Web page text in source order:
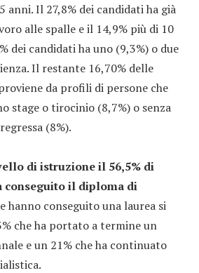
anni. Il 27,8% dei candidati ha già
alle spalle e il 14,9% più di 10
dei candidati ha uno (9,3%) o due
Il restante 16,70% delle
da profili di persone che
stage o tirocinio (8,7%) o senza
(8%).
di istruzione il 56,5% di
conseguito il diploma di
hanno conseguito una laurea si
che ha portato a termine un
e un 21% che ha continuato